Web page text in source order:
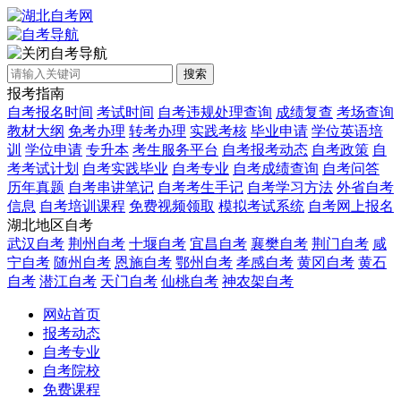
自考导航
搜索
报考指南
自考报名时间 考试时间 自考违规处理查询 成绩复查 考场查询
教材大纲 免考办理 转考办理 实践考核 毕业申请 学位英语培
训 学位申请 专升本 考生服务平台 自考报考动态 自考政策 自
考考试计划 自考实践毕业 自考专业 自考成绩查询 自考问答
历年真题 自考串讲笔记 自考考生手记 自考学习方法 外省自考
信息 自考培训课程 免费视频领取 模拟考试系统 自考网上报名
湖北地区自考
武汉自考 荆州自考 十堰自考 宜昌自考 襄樊自考 荆门自考 咸
宁自考 随州自考 恩施自考 鄂州自考 孝感自考 黄冈自考 黄石
自考 潜江自考 天门自考 仙桃自考 神农架自考
网站首页
报考动态
自考专业
自考院校
免费课程